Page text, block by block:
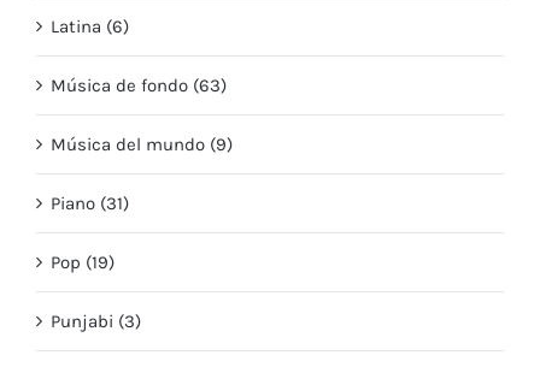
Latina (6)
Música de fondo (63)
Música del mundo (9)
Piano (31)
Pop (19)
Punjabi (3)